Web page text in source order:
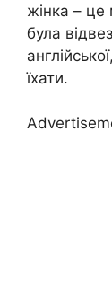
жінка – це
була
їхати.